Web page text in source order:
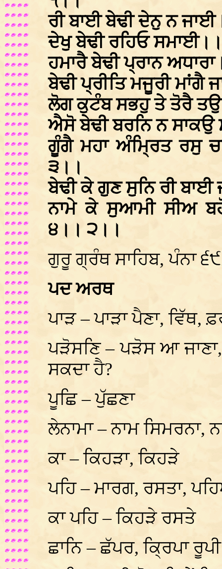
ਰੀ ਬਾਈ ਬੇਢੀ ਦੇਨੁ ਨ
ਦੇਖੁ ਬੇਢੀ ਰਹਿਓ ਸਮਾਈ।।
ਹਮਾਰੈ ਬੇਢੀ ਪ੍ਰਾਨ
ਬੇਢੀ ਪ੍ਰੀਤਿ ਮਜੂਰੀ ਮਾਂਗੈ
ਲੋਗ ਕੁਟੰਬ ਸਭਹੁ ਤੇ ਤੋਰੈ
ਐਸੋ ਬੇਢੀ ਬਰਨਿ ਨ
ਗੂੰਗੈ ਮਹਾ ਅੰਮ੍ਰਿਤ ਰਸੁ
੩।।
ਬੇਢੀ ਕੇ ਗੁਣ ਸੁਨਿ ਰੀ ਬਾਈ
ਨਾਮੇ ਕੇ ਸੁਆਮੀ ਸੀਅ
੪।। ੨।।
ਗੁਰੂ ਗ੍ਰੰਥ ਸਾਹਿਬ, ਪੰਨਾ
ਪਦ ਅਰਥ
ਪਾੜ – ਪਾੜਾ ਪੈਣਾ, ਵਿੱਥ,
ਪੜੋਸਣਿ – ਪੜੋਸ ਆ
ਸਕਦਾ ਹੈ?
ਪੂਛਿ – ਪੁੱਛਣਾ
ਲੇਨਾਮਾ – ਨਾਮ ਸਿਮਰਨਾ,
ਕਾ – ਕਿਹੜਾ, ਕਿਹੜੇ
ਪਹਿ – ਮਾਰਗ, ਰਸਤਾ,
ਕਾ ਪਹਿ – ਕਿਹੜੇ ਰਸਤੇ
ਛਾਨਿ – ਛੱਪਰ, ਕ੍ਰਿਪਾ